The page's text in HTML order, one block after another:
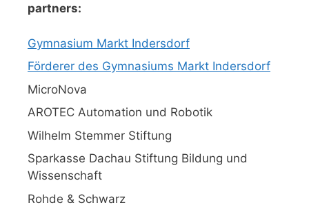
partners:
Gymnasium Markt Indersdorf
Förderer des Gymnasiums Markt Indersdorf
MicroNova
AROTEC Automation und Robotik
Wilhelm Stemmer Stiftung
Sparkasse Dachau Stiftung Bildung und
Wissenschaft
Rohde & Schwarz